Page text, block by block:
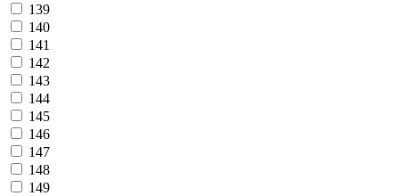
139
140
141
142
143
144
145
146
147
148
149